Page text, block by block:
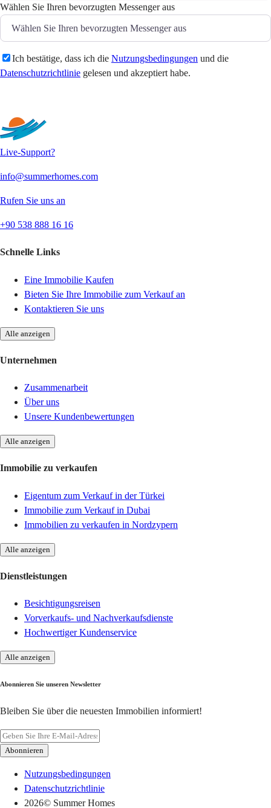
Wählen Sie Ihren bevorzugten Messenger aus
Ich bestätige, dass ich die Nutzungsbedingungen und die
Datenschutzrichtlinie gelesen und akzeptiert habe.
Live-Support?
info@summerhomes.com
Rufen Sie uns an
+90 538 888 16 16
Schnelle Links
Eine Immobilie Kaufen
Bieten Sie Ihre Immobilie zum Verkauf an
Kontaktieren Sie uns
Alle anzeigen
Unternehmen
Zusammenarbeit
Über uns
Unsere Kundenbewertungen
Alle anzeigen
Immobilie zu verkaufen
Eigentum zum Verkauf in der Türkei
Immobilie zum Verkauf in Dubai
Immobilien zu verkaufen in Nordzypern
Alle anzeigen
Dienstleistungen
Besichtigungsreisen
Vorverkaufs- und Nachverkaufsdienste
Hochwertiger Kundenservice
Alle anzeigen
Abonnieren Sie unseren Newsletter
Bleiben Sie über die neuesten Immobilien informiert!
Abonnieren
Nutzungsbedingungen
Datenschutzrichtlinie
2026© Summer Homes